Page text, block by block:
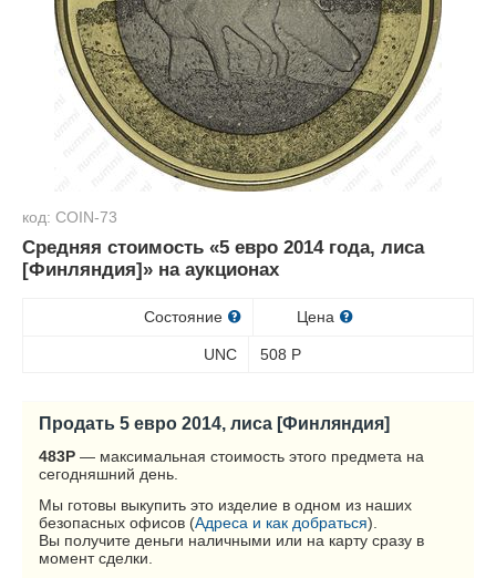
код: COIN-73
Средняя стоимость «5 евро 2014 года, лиса
[Финляндия]» на аукционах
Состояние Цена
UNC 508 Р
Продать 5 евро 2014, лиса [Финляндия]
483Р — максимальная стоимость этого предмета на
сегодняшний день.
Мы готовы выкупить это изделие в одном из наших
безопасных офисов (Адреса и как добраться).
Вы получите деньги наличными или на карту сразу в
момент сделки.